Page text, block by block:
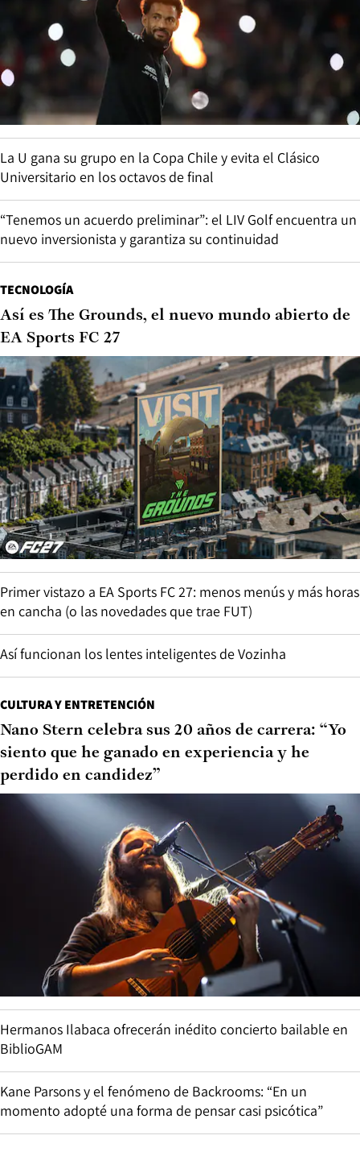
La U gana su grupo en la Copa Chile y evita el Clásico
Universitario en los octavos de final
“Tenemos un acuerdo preliminar”: el LIV Golf encuentra un
nuevo inversionista y garantiza su continuidad
TECNOLOGÍA
Así es The Grounds, el nuevo mundo abierto de
EA Sports FC 27
Primer vistazo a EA Sports FC 27: menos menús y más horas
en cancha (o las novedades que trae FUT)
Así funcionan los lentes inteligentes de Vozinha
CULTURA Y ENTRETENCIÓN
Nano Stern celebra sus 20 años de carrera: “Yo
siento que he ganado en experiencia y he
perdido en candidez”
Hermanos Ilabaca ofrecerán inédito concierto bailable en
BiblioGAM
Kane Parsons y el fenómeno de Backrooms: “En un
momento adopté una forma de pensar casi psicótica”